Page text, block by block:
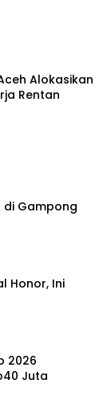
Alokasikan
Rentan
di Gampong
Honor, Ini
2026
Juta